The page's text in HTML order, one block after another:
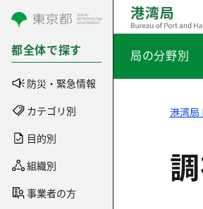
コンテンツにスキップ
都全体で探す
防災・緊急情報
カテゴリ別
目的別
組織別
事業者の方
局の分野別
港湾局